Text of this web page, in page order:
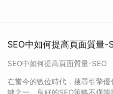
SEO中如何提高頁面質量-
SEO中如何提高頁面質量-SEO
在當今的數位時代，搜尋引擎